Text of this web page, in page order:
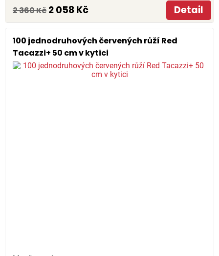
2 360 Kč 2 058 Kč Detail
100 jednodruhových červených růží Red
Tacazzi+ 50 cm v kytici